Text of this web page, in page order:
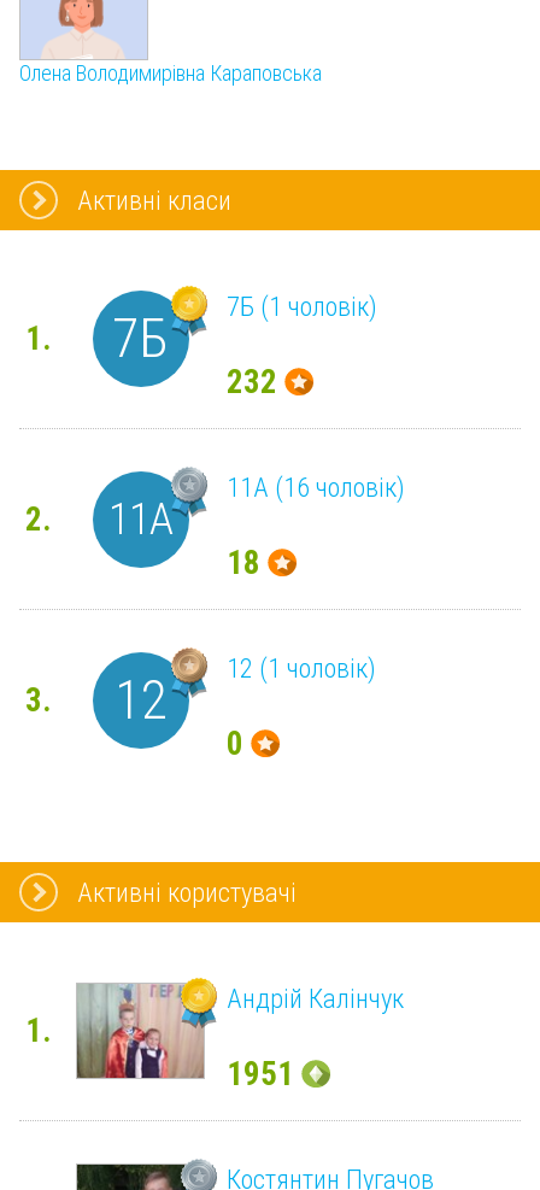
Олена Володимирівна Караповська
Активні класи
1. 7Б 7Б (1 чоловік)
232
2. 11А
11А (16 чоловік)
18
3. 12 12 (1 чоловік)
0
Активні користувачі
1.
Андрiй Калiнчук
1951
Костянтин Пугачов